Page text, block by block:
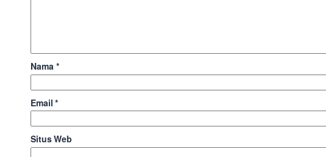
Nama *
Email*
Situs Web